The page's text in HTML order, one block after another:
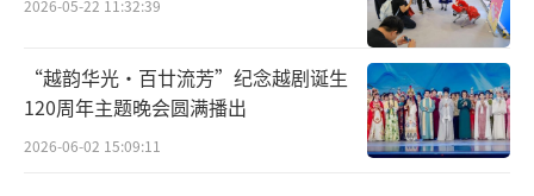
还需对其保持冷静、理性和审慎的态度，在实
践中严防其错位和跑偏。
创作者和传播者至少需要清醒地认识到如
下几点：其一，不应将“边播边改”的初衷只
2026-05-22 11:32:39
“越韵华光·百廿流芳”纪念越剧诞生
120周年主题晚会圆满播出
2026-06-02 15:09:11